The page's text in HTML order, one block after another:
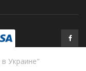
Украине"